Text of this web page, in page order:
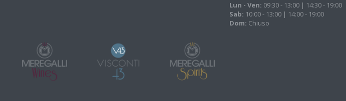
Lun - Ven: 09:30 - 13:00 | 14:30 - 19:00
Sab: 10:00 - 13:00 | 14:00 - 19:00
Dom: Chiuso